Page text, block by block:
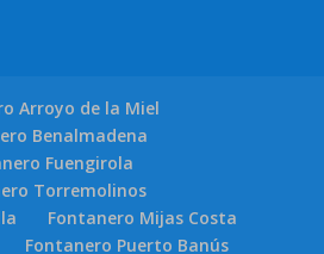
Arroyo de la Miel
Benalmadena
Fuengirola
Torremolinos
Fontanero Mijas Costa
Fontanero Puerto Banús